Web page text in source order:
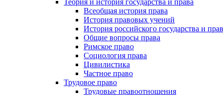
Теория и история государства и права
Всеобщая история права
История правовых учений
История российского государства и
Общие вопросы права
Римское право
Социология права
Цивилистика
Частное право
Трудовое право
Трудовые правоотношения